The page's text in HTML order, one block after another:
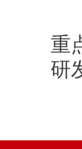
重
研